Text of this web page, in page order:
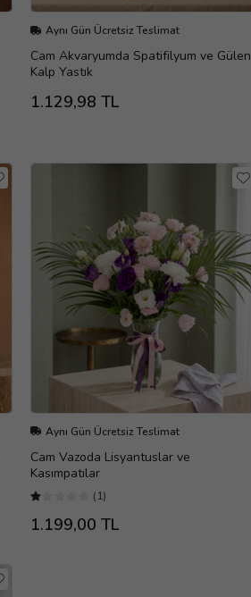
Aynı Gün Ücretsiz Teslimat
Cam Akvaryumda Spatifilyum ve Gülen
Kalp Yastık
1.129,98 TL
Aynı Gün Ücretsiz Teslimat
Cam Vazoda Lisyantuslar ve
Kasımpatılar
(1)
1.199,00 TL